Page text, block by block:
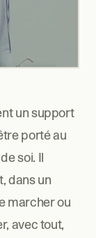
un support
porté au
soi. Il
dans un
marcher ou
avec tout,